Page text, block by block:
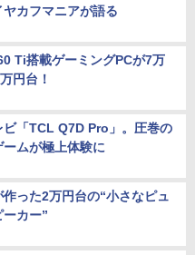
カフマニアが語る
Ti搭載ゲーミングPCが7万
円台！
ビ「TCL Q7D Pro」。圧巻の
ムが極上体験に
った2万円台の“小さなピュ
カー”